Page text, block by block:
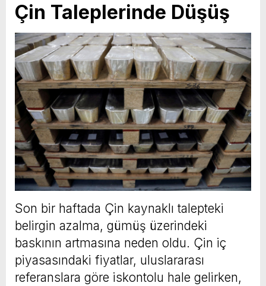
Çin Taleplerinde Düşüş
Son bir haftada Çin kaynaklı talepteki
belirgin azalma, gümüş üzerindeki
baskının artmasına neden oldu. Çin iç
piyasasındaki fiyatlar, uluslararası
referanslara göre iskontolu hale gelirken,